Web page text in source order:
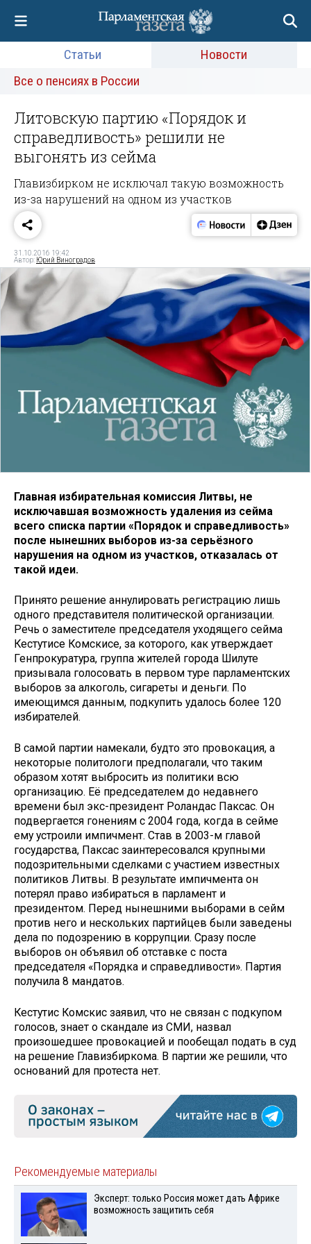
Статьи
Новости
Все о пенсиях в России
Литовскую партию «Порядок и
справедливость» решили не
выгонять из сейма
Главизбирком не исключал такую возможность
из-за нарушений на одном из участков
31.10.2016 19:42
Автор: Юрий Виноградов
Главная избирательная комиссия Литвы, не
исключавшая возможность удаления из сейма
всего списка партии «Порядок и справедливость»
после нынешних выборов из-за серьёзного
нарушения на одном из участков, отказалась от
такой идеи.
Принято решение аннулировать регистрацию лишь
одного представителя политической организации.
Речь о заместителе председателя уходящего сейма
Кестутисе Комскисе, за которого, как утверждает
Генпрокуратура, группа жителей города Шилуте
призывала голосовать в первом туре парламентских
выборов за алкоголь, сигареты и деньги. По
имеющимся данным, подкупить удалось более 120
избирателей.
В самой партии намекали, будто это провокация, а
некоторые политологи предполагали, что таким
образом хотят выбросить из политики всю
организацию. Её председателем до недавнего
времени был экс-президент Роландас Паксас. Он
подвергается гонениям с 2004 года, когда в сейме
ему устроили импичмент. Став в 2003-м главой
государства, Паксас заинтересовался крупными
подозрительными сделками с участием известных
политиков Литвы. В результате импичмента он
потерял право избираться в парламент и
президентом. Перед нынешними выборами в сейм
против него и нескольких партийцев были заведены
дела по подозрению в коррупции. Сразу после
выборов он объявил об отставке с поста
председателя «Порядка и справедливости». Партия
получила 8 мандатов.
Кестутис Комскис заявил, что не связан с подкупом
голосов, знает о скандале из СМИ, назвал
произошедшее провокацией и пообещал подать в суд
на решение Главизбиркома. В партии же решили, что
оснований для протеста нет.
Рекомендуемые материалы
Эксперт: только Россия может дать Африке
возможность защитить себя